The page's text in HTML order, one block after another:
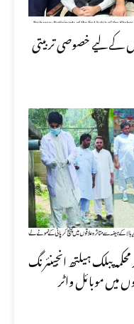
کے لیے خصوصی تربیتی
پبلک ہیلتھ انجینئرنگ
میں موبائل واٹر